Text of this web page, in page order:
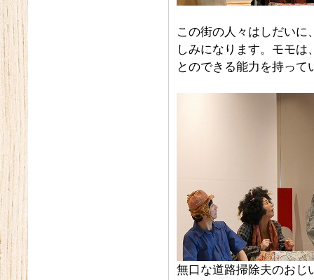
この街の人々はしだいに
しみになります。モモ
とのできる能力を持って
無口な道路掃除夫のおじ